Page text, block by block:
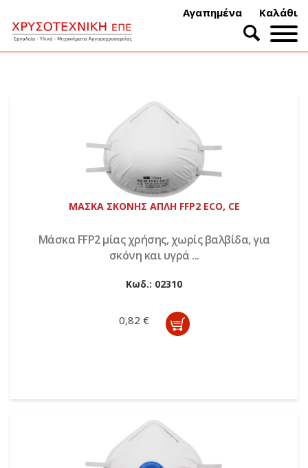
Αγαπημένα Καλάθι
ΜΑΣΚΑ ΣΚΟΝΗΣ ΑΠΛΗ FFP2 ECO, CE
Μάσκα FFP2 μίας χρήσης, χωρίς βαλβίδα, για
σκόνη και υγρά ...
Κωδ.: 02310
0,82 €